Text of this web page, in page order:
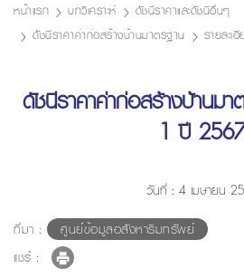
หน้าแรก บทวิเคราะห์
ดัชนีราคาและดัชนีอื่นๆ
ดัชนีราคาค่าก่อสร้างบ้านมาตรฐาน
รายละเ
ดัชนีราคาค่าก่อสร้างบ้านม
1 ปี
วันที่ : 4 เมษายน
ที่มา :
ศูนย์ข้อมูลอสังหาริมทรัพย์
แชร์ :